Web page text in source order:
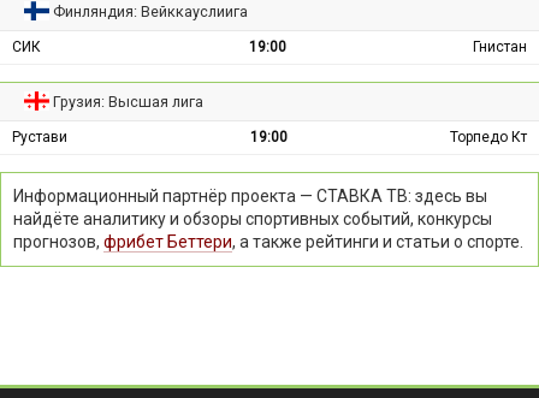
Финляндия: Вейккауслиига
СИК 19:00 Гнистан
Грузия: Высшая лига
Рустави 19:00 Торпедо Кт
Информационный партнёр проекта — СТАВКА ТВ: здесь вы
найдёте аналитику и обзоры спортивных событий, конкурсы
прогнозов, фрибет Беттери, а также рейтинги и статьи о спорте.